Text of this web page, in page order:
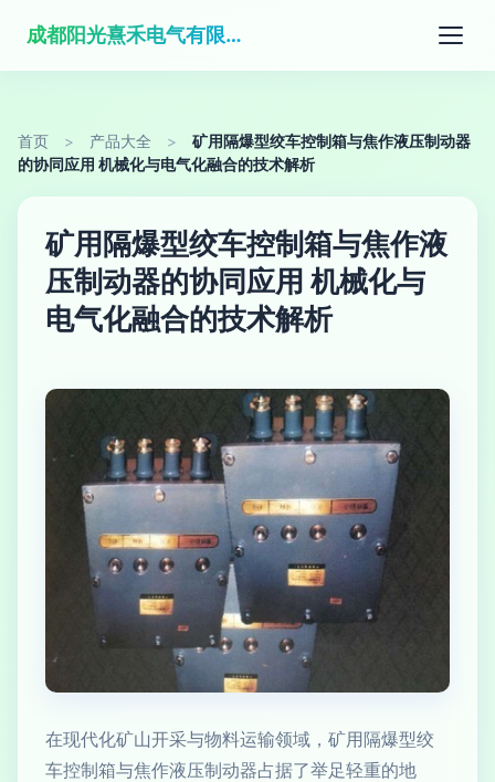
成都阳光熹禾电气有限公司
首页 > 产品大全 >
矿用隔爆型绞车控制箱与焦作液压制动器
的协同应用 机械化与电气化融合的技术解析
矿用隔爆型绞车控制箱与焦作液
压制动器的协同应用 机械化与
电气化融合的技术解析
在现代化矿山开采与物料运输领域，矿用隔爆型绞
车控制箱与焦作液压制动器占据了举足轻重的地